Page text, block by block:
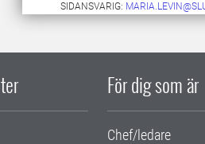
SIDANSVARIG:
För dig som är
Chef/ledare